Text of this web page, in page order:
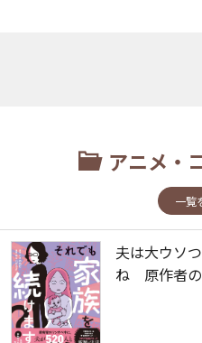
アニメ・
一覧
夫は大ウソ
ね 原作者の